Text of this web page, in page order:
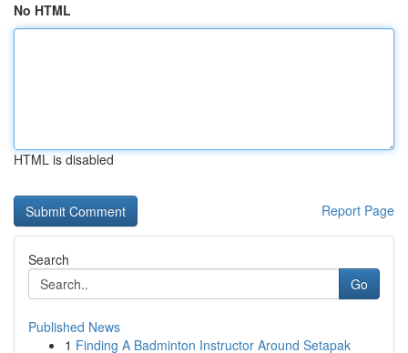
No HTML
HTML is disabled
Report Page
Search
Go
Published News
1 Finding A Badminton Instructor Around Setapak